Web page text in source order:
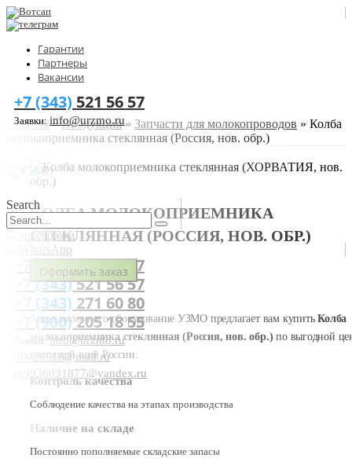
Гарантии
Партнеры
Вакансии
+7 (343) 521 56 57
Заявки:info@urzmo.ru
Search
+7 (993)603 18 77
+7 (343)521 56 57
+7 (343) 271 60 80
+7 (900)205 18 55
Заявки:info@urzmo.ru
90020518@mail.ru
m9936031877@yandex.ru
Главная»Продукция» Запчасти для молокопроводов » Колба
молокоприемника стеклянная (Россия, нов. обр.)
КОЛБА МОЛОКОПРИЕМНИКА
СТЕКЛЯННАЯ (РОССИЯ, НОВ. ОБР.)
Оформить заказ
Завод молочного оборудование УЗМО предлагает вам купитьКолба
молокоприемника стеклянная (Россия, нов. обр.) по выгодной
доставкой всей России.
Контроль качества
Соблюдение качества на этапах производства
Наличие на складе
Постоянно пополняемые складские запасы